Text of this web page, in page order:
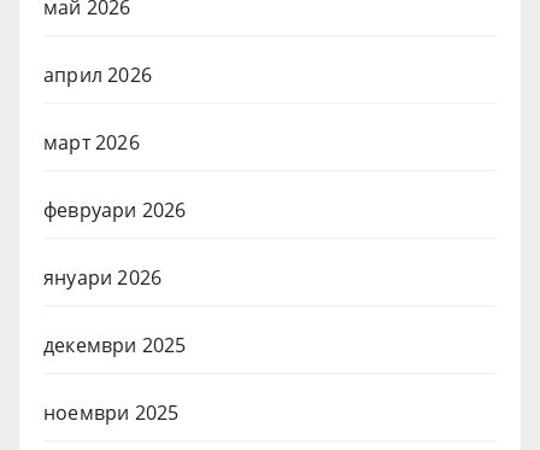
май 2026
април 2026
март 2026
февруари 2026
януари 2026
декември 2025
ноември 2025